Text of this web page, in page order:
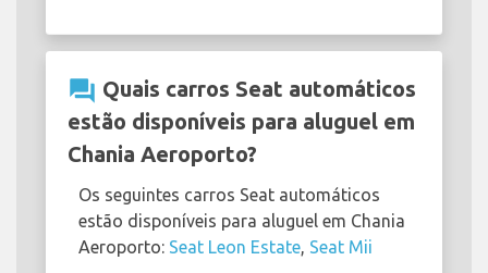
question_answer Quais carros Seat automáticos
estão disponíveis para aluguel em
Chania Aeroporto?
Os seguintes carros Seat automáticos
estão disponíveis para aluguel em Chania
Aeroporto: Seat Leon Estate, Seat Mii